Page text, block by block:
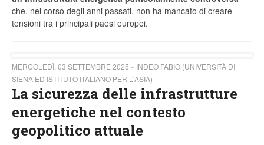
che, nel corso degli anni passati, non ha mancato di creare
tensioni tra i principali paesi europei.
MERCOLEDÌ, 03 SETTEMBRE 2025
INDEO FABIO (UNIVERSITÀ DI
SIENA ED ISTITUTO ITALIANO PER L'ASIA)
La sicurezza delle infrastrutture
energetiche nel contesto
geopolitico attuale